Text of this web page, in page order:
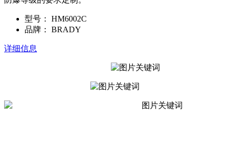
型号：
HM6002C
品牌：
BRADY
详细信息